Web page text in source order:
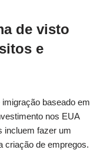
de visto
e
baseado em
nos EUA
incluem fazer um
criação de empregos.